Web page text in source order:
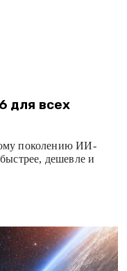
для всех
поколению ИИ-
дешевле и